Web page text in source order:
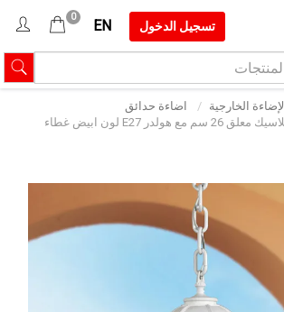
تسجيل الدخول EN
0
الإضاءة الخارجية
اضاءة حدائق
فانوس فومجالي كلاسيك معلق 26 سم مع هولدر E27 لون ابيض غطاء